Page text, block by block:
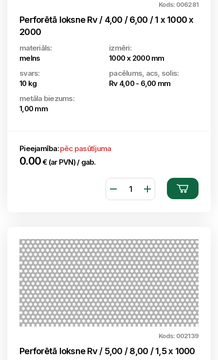
Kods: 006281
Perforētā loksne Rv / 4,00 / 6,00 / 1 x 1000 x
2000
materiāls:
melns
izmēri:
1000 x 2000 mm
svars:
10 kg
pacēlums, acs, solis:
Rv 4,00 - 6,00 mm
metāla biezums:
1,00 mm
Pieejamība:pēc pasūtījuma
0.00€ (ar PVN) / gab.
Kods: 002139
Perforētā loksne Rv / 5,00 / 8,00 / 1,5 x 1000